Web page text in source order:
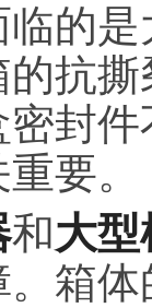
临的
抗
封
要。
和大型
箱